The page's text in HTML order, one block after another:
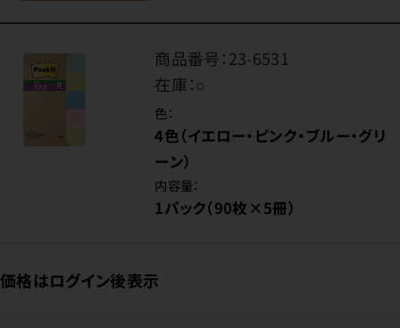
商品番号：23-6531
在庫：○
色：
4色（イエロー・ピンク・ブルー・グリ
ーン）
内容量：
1パック（90枚×5冊）
価格はログイン後表示